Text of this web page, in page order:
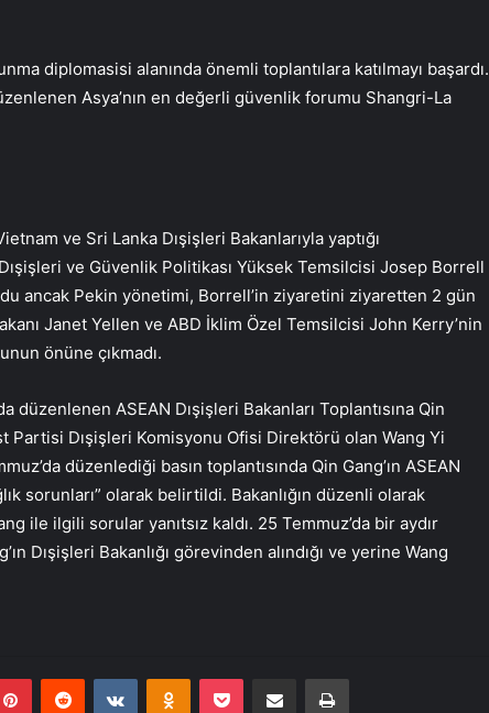
diplomasisi alanında önemli toplantılara katılmayı başardı.
Asya’nın en değerli güvenlik forumu Shangri-La
ve Sri Lanka Dışişleri Bakanlarıyla yaptığı
ve Güvenlik Politikası Yüksek Temsilcisi Josep Borrell
ancak Pekin yönetimi, Borrell’in ziyaretini ziyaretten 2 gün
Janet Yellen ve ABD İklim Özel Temsilcisi John Kerry’nin
önüne çıkmadı.
düzenlenen ASEAN Dışişleri Bakanları Toplantısına Qin
Partisi Dışişleri Komisyonu Ofisi Direktörü olan Wang Yi
düzenlediği basın toplantısında Qin Gang’ın ASEAN
sorunları” olarak belirtildi. Bakanlığın düzenli olarak
ile ilgili sorular yanıtsız kaldı. 25 Temmuz’da bir aydır
Dışişleri Bakanlığı görevinden alındığı ve yerine Wang
PinterestReddit VKontakteOdnoklassniki
Pocket E-Posta ile paylaş Yazdır